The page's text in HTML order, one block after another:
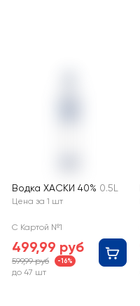
Водка ХАСКИ 40% 0.5L
Цена за 1 шт
С Картой №1
499,99 руб
599,99 руб -16%
до 47 шт